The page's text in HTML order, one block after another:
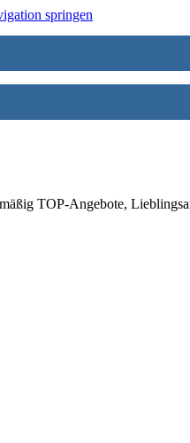
springen
TOP-Angebote,